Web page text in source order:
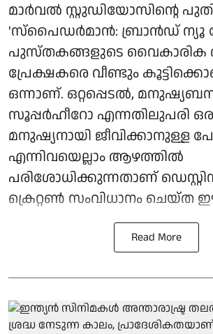
മാർവൽ സ്റ്റുഡിയോസിന്റെ
'സ്പൈഡർമാൻ: ബ്രാൻഡ് ന്യൂ
പുസ്തകങ്ങളുടെ വൈകാരിക
പ്രേക്ഷകരെ വീണ്ടും
ഒന്നാണ്. ഒറ്റപ്പെടൽ,
സൂപ്പർഹീറോ എന്നതിലുപരി
മനുഷ്യനായി ജീവിക്കാനുള്ള
എന്നിവയെല്ലാം ആഴത്തിൽ
പരിശോധിക്കുന്നതാണ്
ക്രെറ്റൺ സംവിധാനം ചെയ്ത ഈ
Read More